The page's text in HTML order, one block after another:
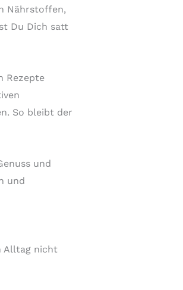
Nährstoffen,
Du Dich satt
Rezepte
So bleibt der
und
und
Alltag nicht